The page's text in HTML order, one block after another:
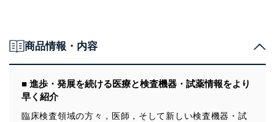
商品情報・内容
■ 進歩・発展を続ける医療と検査機器・試薬情報をより
早く紹介
臨床検査領域の方々，医師，そして新しい検査機器・試